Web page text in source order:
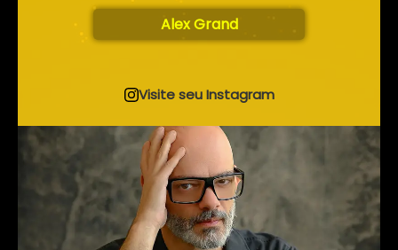
Alex Grand
Visite seu Instagram